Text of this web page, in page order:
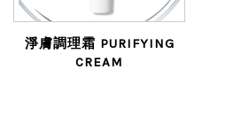
淨膚調理霜 PURIFYING
CREAM